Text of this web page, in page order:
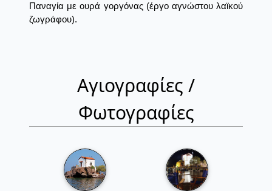
Παναγία με ουρά γοργόνας (έργο αγνώστου λαϊκού
ζωγράφου).
Αγιογραφίες /
Φωτογραφίες